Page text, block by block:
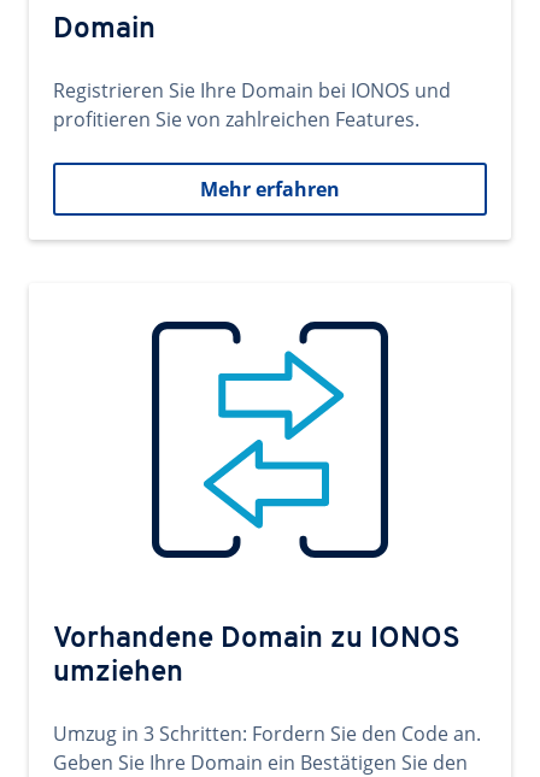
Domain
Registrieren Sie Ihre Domain bei IONOS und
profitieren Sie von zahlreichen Features.
Mehr erfahren
Vorhandene Domain zu IONOS
umziehen
Umzug in 3 Schritten: Fordern Sie den Code an.
Geben Sie Ihre Domain ein Bestätigen Sie den